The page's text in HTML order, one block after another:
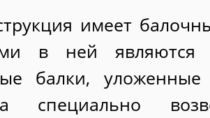
имеет
в ней являются
балки,
специально